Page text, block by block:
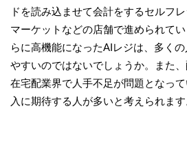
ドを読み込ませて会計をするセルフ
マーケットなどの店舗で進められて
らに高機能になったAIレジは、多く
やすいのではないでしょうか。また
在宅配業界で人手不足が問題となっ
入に期待する人が多いと考えられます